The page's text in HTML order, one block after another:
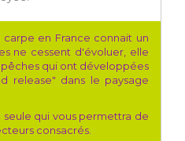
en France connait un
ne cessent d'évoluer, elle
qui ont développées
release" dans le paysage
qui vous permettra de
consacrés.